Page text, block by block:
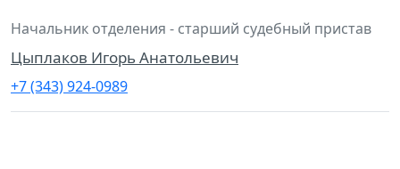
Начальник отделения - старший судебный пристав
Цыплаков Игорь Анатольевич
+7 (343) 924-0989